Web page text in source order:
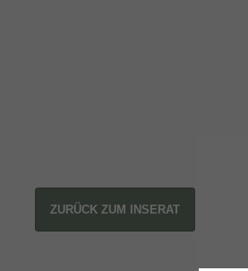
ZURÜCK ZUM INSERAT